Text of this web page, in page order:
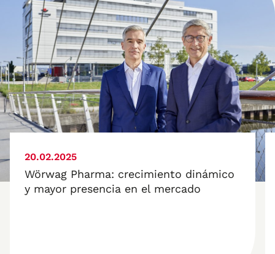
20.02.2025
Wörwag Pharma: crecimiento dinámico
y mayor presencia en el mercado